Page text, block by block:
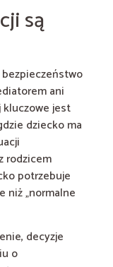
są
ani
jest
dziecko ma
rodzicem
potrzebuje
niż „normalne
decyzje
o